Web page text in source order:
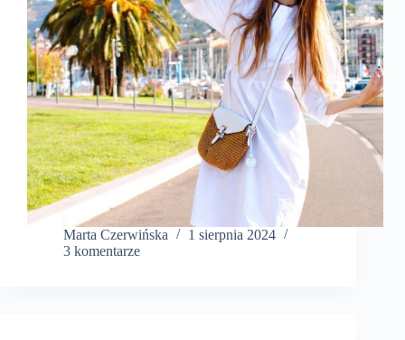
Marta Czerwińska
1 sierpnia 2024
3 komentarze